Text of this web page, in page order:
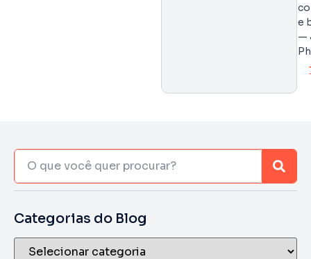
e
—
Categorias do Blog